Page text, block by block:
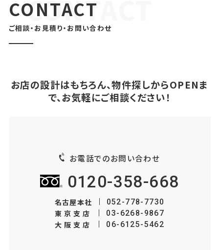
CONTACT
ご相談・お見積り・お問い合わせ
お店の設計はもちろん、物件探しからOPENま
で、お気軽にご相談ください！
お電話でのお問い合わせ
0120-358-668
名古屋本社 052-778-7730
東京支店 03-6268-9867
大阪支店 06-6125-5462